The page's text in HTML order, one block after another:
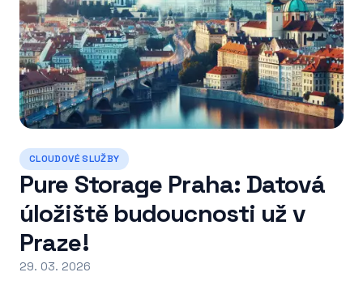
CLOUDOVÉ SLUŽBY
Pure Storage Praha: Datová
úložiště budoucnosti už v
Praze!
29. 03. 2026